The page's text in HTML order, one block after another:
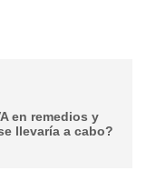
en remedios y
llevaría a cabo?